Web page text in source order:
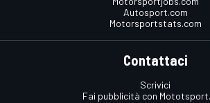
Autosport.com
Motorsportstats.com
Contattaci
Scrivici
Fai pubblicità con